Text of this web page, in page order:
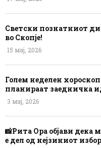
Светски познатниот
во Скопје!
15 мај, 2026
Голем неделен
планираат заедничка
3 мај, 2026
📸Рита Ора објави дека
е дел од нејзиниот